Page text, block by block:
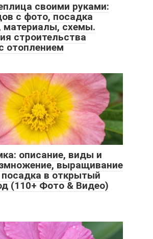
своими руками:
с фото, посадка
материалы, схемы.
строительства
отоплением
описание, виды и
выращивание
посадка в открытый
(110+ Фото & Видео)